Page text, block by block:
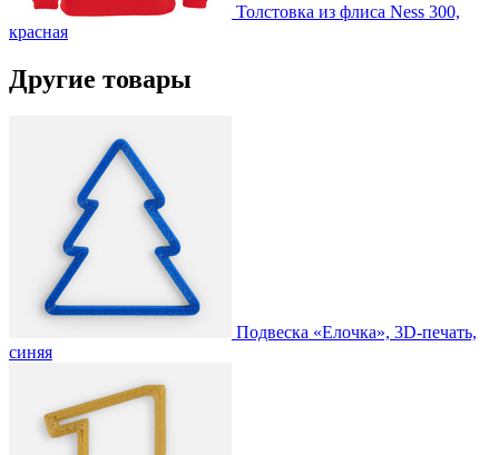
Толстовка из флиса Ness 300,
красная
Другие товары
Подвеска «Елочка», 3D-печать,
синяя